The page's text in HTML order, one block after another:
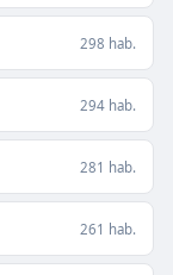
298 hab.
294 hab.
281 hab.
261 hab.